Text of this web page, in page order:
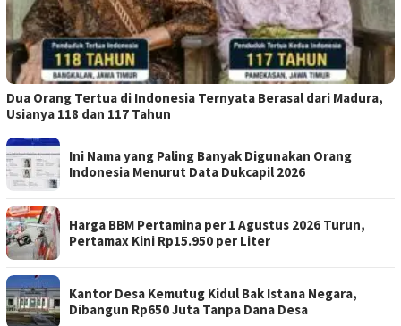
Dua Orang Tertua di Indonesia Ternyata Berasal dari Madura,
Usianya 118 dan 117 Tahun
Ini Nama yang Paling Banyak Digunakan Orang
Indonesia Menurut Data Dukcapil 2026
Harga BBM Pertamina per 1 Agustus 2026 Turun,
Pertamax Kini Rp15.950 per Liter
Kantor Desa Kemutug Kidul Bak Istana Negara,
Dibangun Rp650 Juta Tanpa Dana Desa